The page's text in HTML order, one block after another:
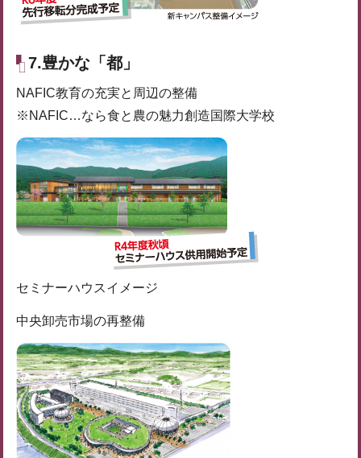
7.豊かな「都」
NAFIC教育の充実と周辺の整備
※NAFIC…なら食と農の魅力創造国際大学校
セミナーハウスイメージ
中央卸売市場の再整備